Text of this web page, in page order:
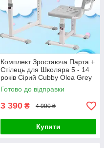
Комплект Зростаюча Парта +
Стілець для Школяра 5 - 14
років Сірий Cubby Olea Grey
Шкільна стіл-парта
трансформер та стілець
Готово до відправки
3 390 ₴ 4 900 ₴
Купити